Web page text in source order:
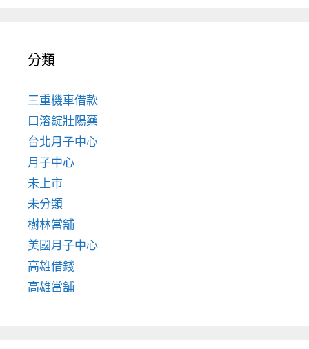
分類
三重機車借款
口溶錠壯陽藥
台北月子中心
月子中心
未上市
未分類
樹林當舖
美國月子中心
高雄借錢
高雄當舖